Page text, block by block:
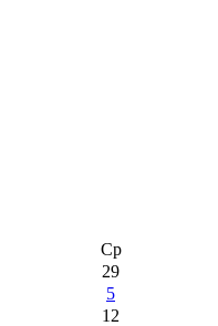
Ср
29
5
12